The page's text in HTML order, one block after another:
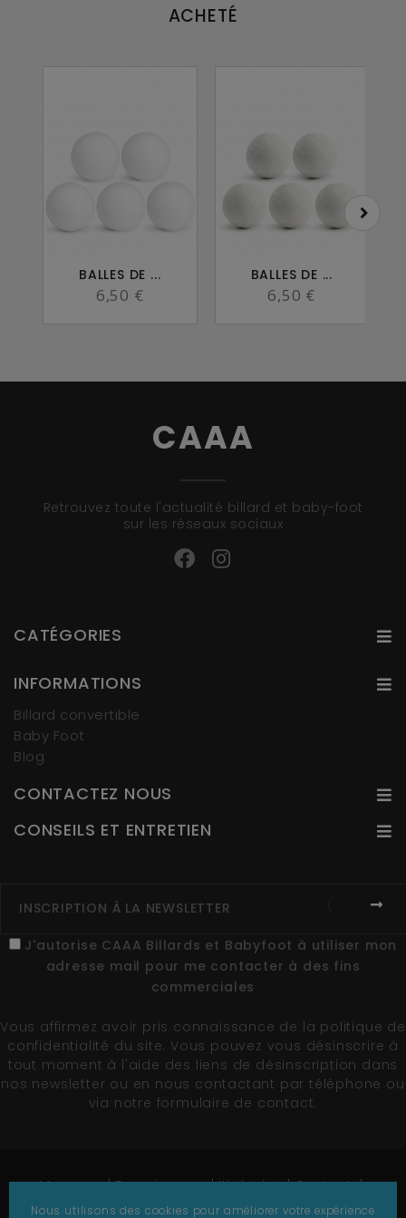
Nous utilisons des cookies pour améliorer votre expérience
ACHETÉ
BALLES DE ...
6,50 €
BALLES DE ...
6,50 €
CAAA
Retrouvez toute l'actualité billard et baby-foot
sur les réseaux sociaux
CATÉGORIES
INFORMATIONS
Billard convertible
Baby Foot
Blog
CONTACTEZ NOUS
CONSEILS ET ENTRETIEN
J'autorise CAAA Billards et Babyfoot à utiliser mon
adresse mail pour me contacter à des fins
commerciales
Vous affirmez avoir pris connaissance de la politique de
confidentialité du site. Vous pouvez vous désinscrire à
tout moment à l'aide des liens de désinscription dans
nos newsletter ou en nous contactant par téléphone ou
via notre formulaire de contact.
Marques Fournisseurs Itinéraire
Contact
Plan du site